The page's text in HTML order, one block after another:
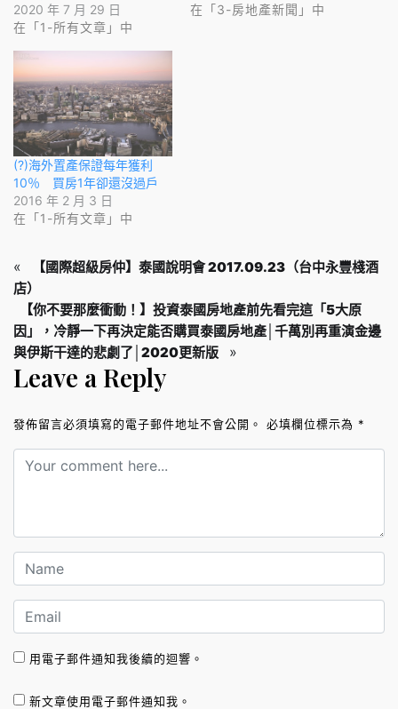
2020 年 7 月 29 日
在「1-所有文章」中
在「3-房地產新聞」中
(?)海外置產保證每年獲利
10％ 買房1年卻還沒過戶
2016 年 2 月 3 日
在「1-所有文章」中
«
【國際超級房仲】泰國說明會 2017.09.23（台中永豐棧酒
店）
【你不要那麼衝動！】投資泰國房地產前先看完這「5大原
因」，冷靜一下再決定能否購買泰國房地產│千萬別再重演金邊
與伊斯干達的悲劇了│2020更新版
»
Leave a Reply
發佈留言必須填寫的電子郵件地址不會公開。 必填欄位標示為 *
用電子郵件通知我後續的迴響。
新文章使用電子郵件通知我。